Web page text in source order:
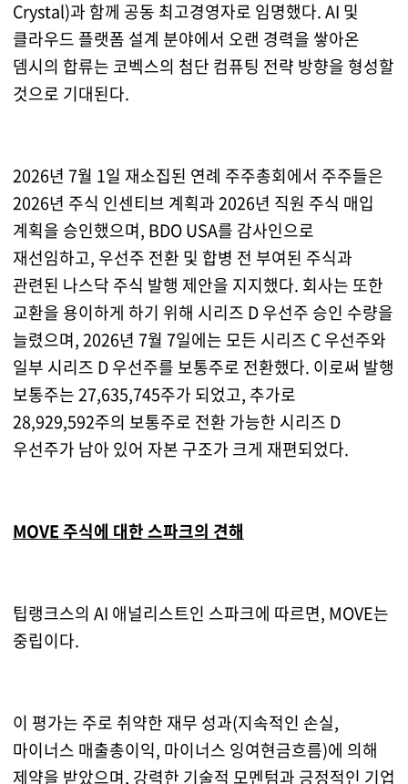
Crystal)과 함께 공동 최고경영자로 임명했다. AI 및
클라우드 플랫폼 설계 분야에서 오랜 경력을 쌓아온
뎀시의 합류는 코벡스의 첨단 컴퓨팅 전략 방향을 형성할
것으로 기대된다.
2026년 7월 1일 재소집된 연례 주주총회에서 주주들은
2026년 주식 인센티브 계획과 2026년 직원 주식 매입
계획을 승인했으며, BDO USA를 감사인으로
재선임하고, 우선주 전환 및 합병 전 부여된 주식과
관련된 나스닥 주식 발행 제안을 지지했다. 회사는 또한
교환을 용이하게 하기 위해 시리즈 D 우선주 승인 수량을
늘렸으며, 2026년 7월 7일에는 모든 시리즈 C 우선주와
일부 시리즈 D 우선주를 보통주로 전환했다. 이로써 발행
보통주는 27,635,745주가 되었고, 추가로
28,929,592주의 보통주로 전환 가능한 시리즈 D
우선주가 남아 있어 자본 구조가 크게 재편되었다.
MOVE 주식에 대한 스파크의 견해
팁랭크스의 AI 애널리스트인 스파크에 따르면, MOVE는
중립이다.
이 평가는 주로 취약한 재무 성과(지속적인 손실,
마이너스 매출총이익, 마이너스 잉여현금흐름)에 의해
제약을 받았으며, 강력한 기술적 모멘텀과 긍정적인 기업